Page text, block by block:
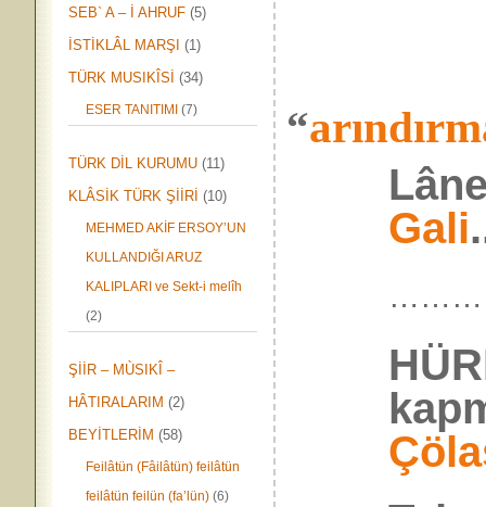
SEB` A – İ AHRUF (5)
İSTİKLÂL MARŞI (1)
TÜRK MUSIKÎSİ (34)
ESER TANITIMI (7)
TÜRK DİL KURUMU (11)
KLÂSİK TÜRK ŞİİRİ (10)
MEHMED AKİF ERSOY’UN
KULLANDIĞI ARUZ
KALIPLARI ve Sekt-i melîh
(2)
ŞİİR – MÙSIKÎ –
HÂTIRALARIM (2)
BEYİTLERİM (58)
Feilâtün (Fâilâtün) feilâtün
feilâtün feilün (fa’lün) (6)
“
Gali